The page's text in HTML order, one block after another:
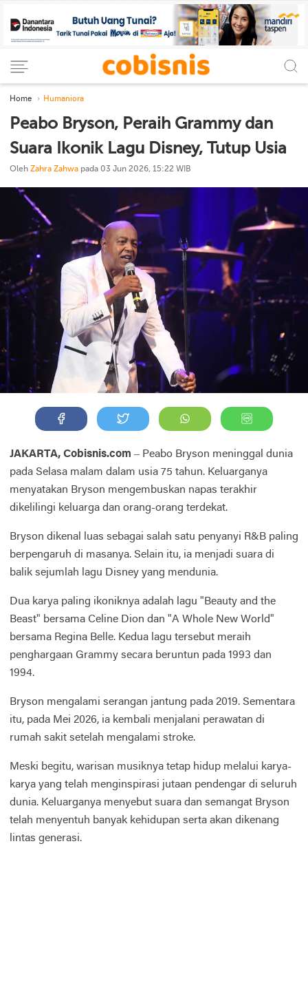
Home Humaniora
Peabo Bryson, Peraih Grammy dan
Suara Ikonik Lagu Disney, Tutup Usia
Oleh Zahra Zahwa pada 03 Jun 2026, 15:22 WIB
JAKARTA, Cobisnis.com – Peabo Bryson meninggal dunia
pada Selasa malam dalam usia 75 tahun. Keluarganya
menyatakan Bryson mengembuskan napas terakhir
dikelilingi keluarga dan orang-orang terdekat.
Bryson dikenal luas sebagai salah satu penyanyi R&B paling
berpengaruh di masanya. Selain itu, ia menjadi suara di
balik sejumlah lagu Disney yang mendunia.
Dua karya paling ikoniknya adalah lagu "Beauty and the
Beast" bersama Celine Dion dan "A Whole New World"
bersama Regina Belle. Kedua lagu tersebut meraih
penghargaan Grammy secara beruntun pada 1993 dan
1994.
Bryson mengalami serangan jantung pada 2019. Sementara
itu, pada Mei 2026, ia kembali menjalani perawatan di
rumah sakit setelah mengalami stroke.
Meski begitu, warisan musiknya tetap hidup melalui karya-
karya yang telah menginspirasi jutaan pendengar di seluruh
dunia. Keluarganya menyebut suara dan semangat Bryson
telah menyentuh banyak kehidupan serta akan dikenang
lintas generasi.